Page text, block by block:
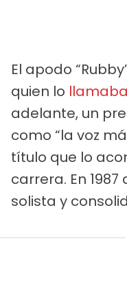
El apodo
quien lo llamaba
adelante, un
como “la voz
título que lo
carrera. En 1987
solista y